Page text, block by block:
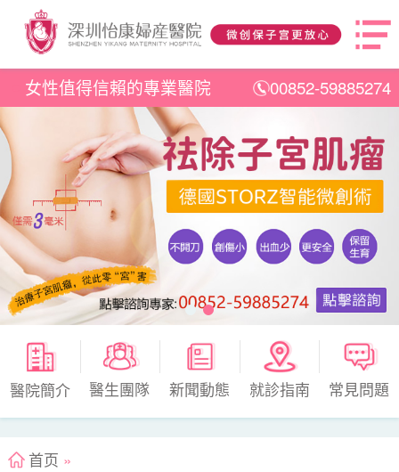
女性值得信賴的專業醫院 00852-59885274
醫院簡介 醫生團隊 新聞動態 就診指南 常見問題
首页 »